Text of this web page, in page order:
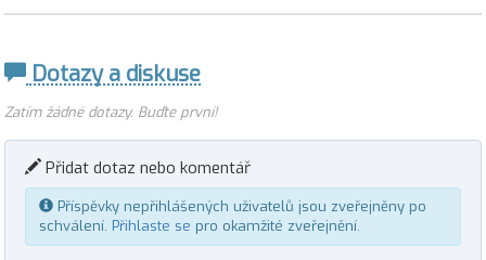
Dotazy a diskuse
Zatím žádné dotazy. Buďte první!
Přidat dotaz nebo komentář
Příspěvky nepřihlášených uživatelů jsou zveřejněny po
schválení. Přihlaste se pro okamžité zveřejnění.